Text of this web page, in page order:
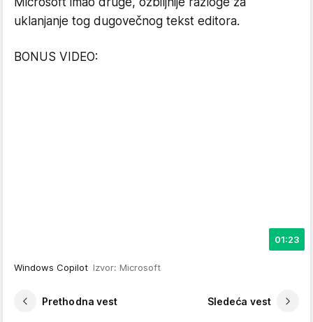
uklanjanje tog dugovečnog tekst editora.
BONUS VIDEO:
01:23
Windows Copilot Izvor: Microsoft
Prethodna vest Sledeća vest